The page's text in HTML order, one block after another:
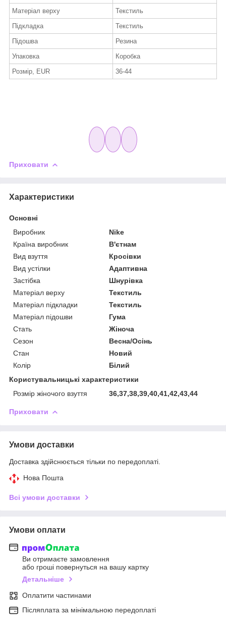
Матеріал верху
Текстиль
Підкладка
Текстиль
Підошва
Резина
Упаковка
Коробка
Розмір, EUR
36-44
Приховати
Характеристики
Основні
Виробник
Nike
Країна виробник
В'єтнам
Вид взуття
Кросівки
Вид устілки
Адаптивна
Застібка
Шнурівка
Матеріал верху
Текстиль
Матеріал підкладки
Текстиль
Матеріал підошви
Гума
Стать
Жіноча
Сезон
Весна/Осінь
Стан
Новий
Колір
Білий
Користувальницькі характеристики
Розмір жіночого взуття
36,37,38,39,40,41,42,43,44
Приховати
Умови доставки
Доставка здійснюється тільки по передоплаті.
Нова Пошта
Всі умови доставки
Умови оплати
Ви отримаєте замовлення
або гроші повернуться на вашу картку
Детальніше
Оплатити частинами
Післяплата за мінімальною передоплаті